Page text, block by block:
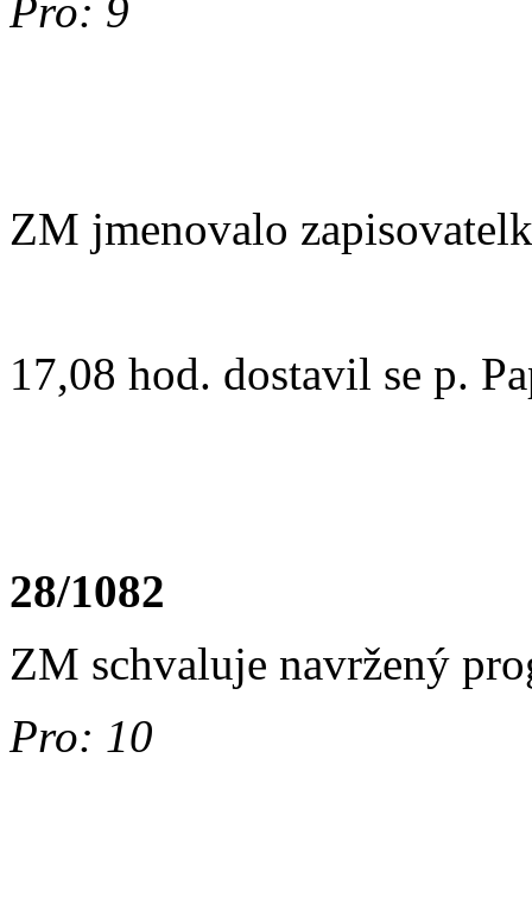
Pro: 9
ZM jmenovalo
17,08 hod. dostavil se p.
28/1082
ZM schvaluje navržený
Pro: 10